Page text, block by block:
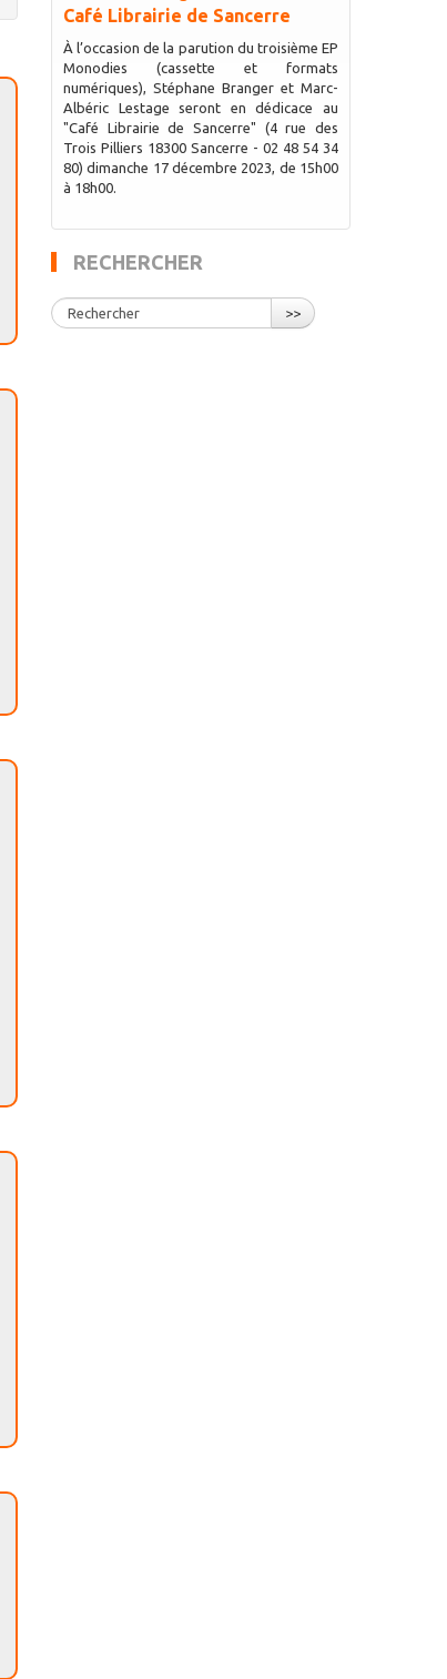
Café Librairie de Sancerre
À l’occasion de la parution du troisième EP
Monodies (cassette et formats
numériques), Stéphane Branger et Marc-
Albéric Lestage seront en dédicace au
"Café Librairie de Sancerre" (4 rue des
Trois Pilliers 18300 Sancerre - 02 48 54 34
80) dimanche 17 décembre 2023, de 15h00
à 18h00.
RECHERCHER
>>